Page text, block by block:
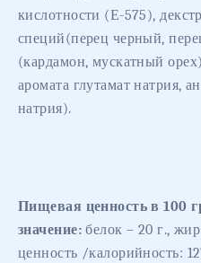
кислотности (Е-575),
специй(перец черный,
(кардамон, мускатный
аромата глутамат натрия,
натрия).
Пищевая ценность в 100
значение:белок – 20 г.,
ценность /калорийность: